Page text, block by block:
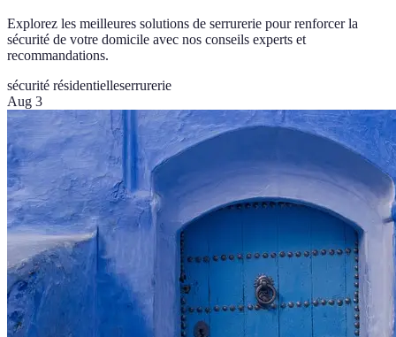
Explorez les meilleures solutions de serrurerie pour renforcer la
sécurité de votre domicile avec nos conseils experts et
recommandations.
sécurité résidentielleserrurerie
Aug 3